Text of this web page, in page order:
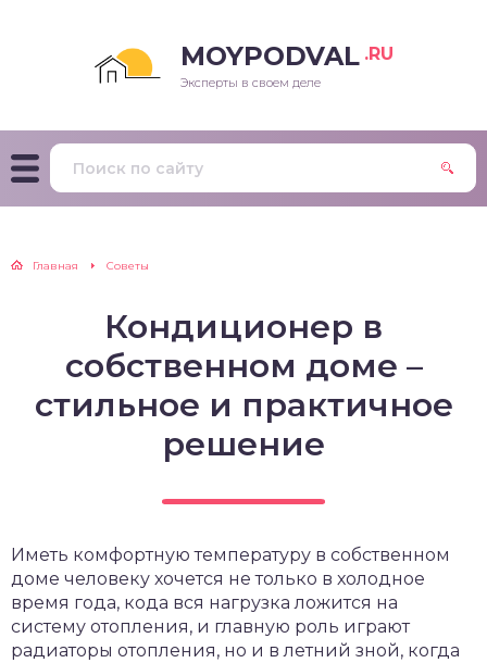
MOYPODVAL .RU
Эксперты в своем деле
Главная Советы
Кондиционер в
собственном доме –
стильное и практичное
решение
Иметь комфортную температуру в собственном
доме человеку хочется не только в холодное
время года, кода вся нагрузка ложится на
систему отопления, и главную роль играют
радиаторы отопления, но и в летний зной, когда